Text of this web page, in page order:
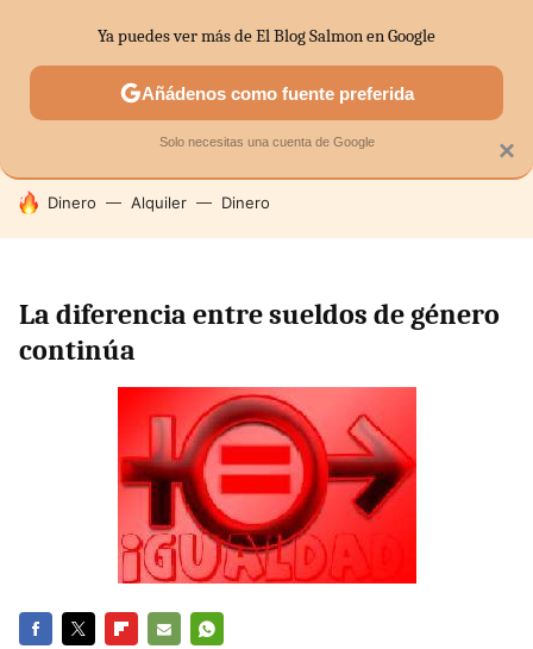
SECTORES ECONOMÍA DOMÉSTICA MERCADOS
HOY SE HABLA DE
Dinero Alquiler Dinero
La diferencia entre sueldos de género
continúa
×
Ya puedes ver más de El Blog Salmon en Google
Añádenos como fuente preferida
Solo necesitas una cuenta de Google